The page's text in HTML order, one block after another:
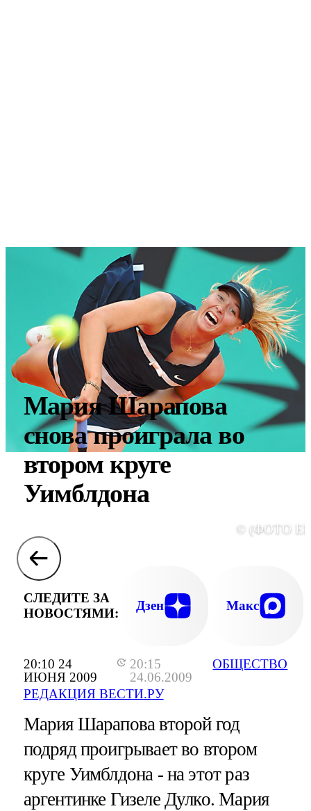
20:10 24
ИЮНЯ 2009
20:15
24.06.2009
РЕДАКЦИЯ ВЕСТИ.РУ
ОБЩЕСТВО
Мария Шарапова
снова проиграла во
втором круге
Уимблдона
© (ФОТО
СЛЕДИТЕ ЗА
НОВОСТЯМИ:
Дзен Макс
Мария Шарапова второй год
подряд проигрывает во втором
круге Уимблдона - на этот раз
аргентинке Гизеле Дулко. Мария